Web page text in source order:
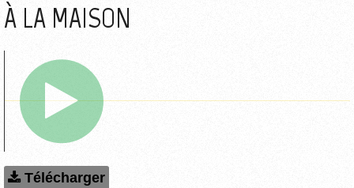
À LA MAISON
Télécharger